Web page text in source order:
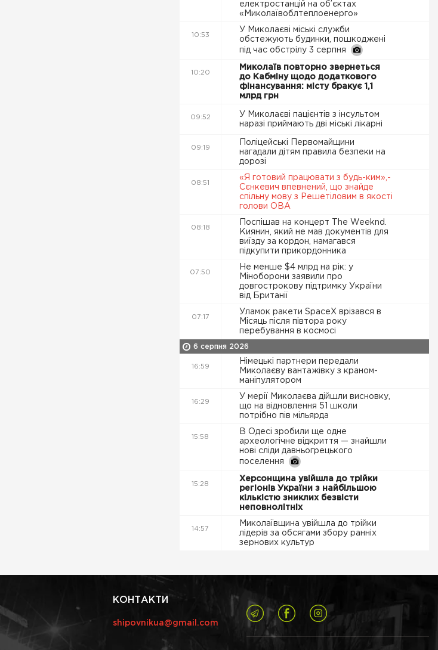
електростанцій на об’єктах
«Миколаївоблтеплоенерго»
10:53
У Миколаєві міські служби
обстежують будинки, пошкоджені
під час обстрілу 3 серпня
10:20
Миколаїв повторно звернеться
до Кабміну щодо додаткового
фінансування: місту бракує 1,1
млрд грн
09:52
У Миколаєві пацієнтів з інсультом
наразі приймають дві міські лікарні
09:19
Поліцейські Первомайщини
нагадали дітям правила безпеки на
дорозі
08:51
«Я готовий працювати з будь-ким»,-
Сєнкевич впевнений, що знайде
спільну мову з Решетіловим в якості
голови ОВА
08:18
Поспішав на концерт The Weeknd.
Киянин, який не мав документів для
виїзду за кордон, намагався
підкупити прикордонника
07:50
Не менше $4 млрд на рік: у
Міноборони заявили про
довгострокову підтримку України
від Британії
07:17
Уламок ракети SpaceX врізався в
Місяць після півтора року
перебування в космосі
6 серпня 2026
16:59
Німецькі партнери передали
Миколаєву вантажівку з краном-
маніпулятором
16:29
У мерії Миколаєва дійшли висновку,
що на відновлення 51 школи
потрібно пів мільярда
15:58
В Одесі зробили ще одне
археологічне відкриття — знайшли
нові сліди давньогрецького
поселення
15:28
Херсонщина увійшла до трійки
регіонів України з найбільшою
кількістю зниклих безвісти
неповнолітніх
14:57
Миколаївщина увійшла до трійки
лідерів за обсягами збору ранніх
зернових культур
КОНТАКТИ
shipovnikua@gmail.com